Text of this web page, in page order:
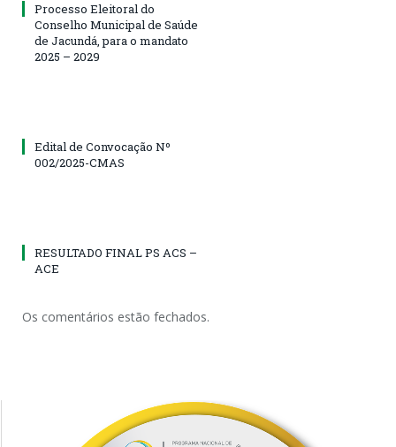
Processo Eleitoral do
Conselho Municipal de Saúde
de Jacundá, para o mandato
2025 – 2029
Edital de Convocação Nº
002/2025-CMAS
RESULTADO FINAL PS ACS –
ACE
Os comentários estão fechados.